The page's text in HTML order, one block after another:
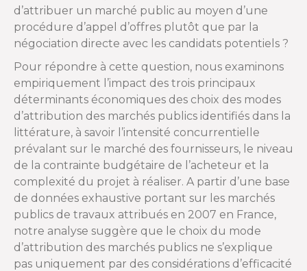
d’attribuer un marché public au moyen d’une
procédure d’appel d’offres plutôt que par la
négociation directe avec les candidats potentiels ?
Pour répondre à cette question, nous examinons
empiriquement l’impact des trois principaux
déterminants économiques des choix des modes
d’attribution des marchés publics identifiés dans la
littérature, à savoir l’intensité concurrentielle
prévalant sur le marché des fournisseurs, le niveau
de la contrainte budgétaire de l’acheteur et la
complexité du projet à réaliser. A partir d’une base
de données exhaustive portant sur les marchés
publics de travaux attribués en 2007 en France,
notre analyse suggère que le choix du mode
d’attribution des marchés publics ne s’explique
pas uniquement par des considérations d’efficacité